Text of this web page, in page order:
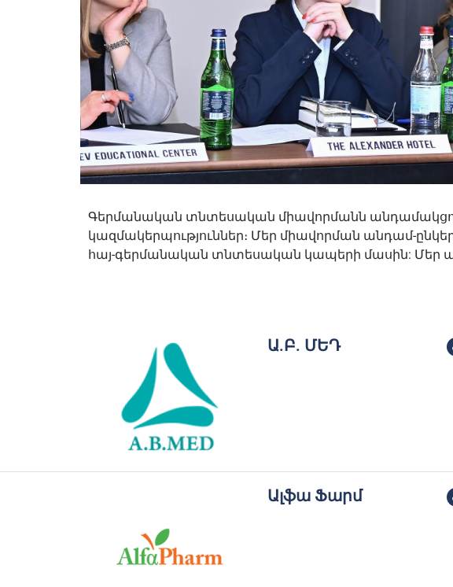
Գերմանական տնտեսական միավորմանն
կազմակերպություններ։ Մեր միավորման անդամ-
հայ-գերմանական տնտեսական կապերի մասին: Մեր
Ա.Բ. ՄԵԴ
Ալֆա Ֆարմ